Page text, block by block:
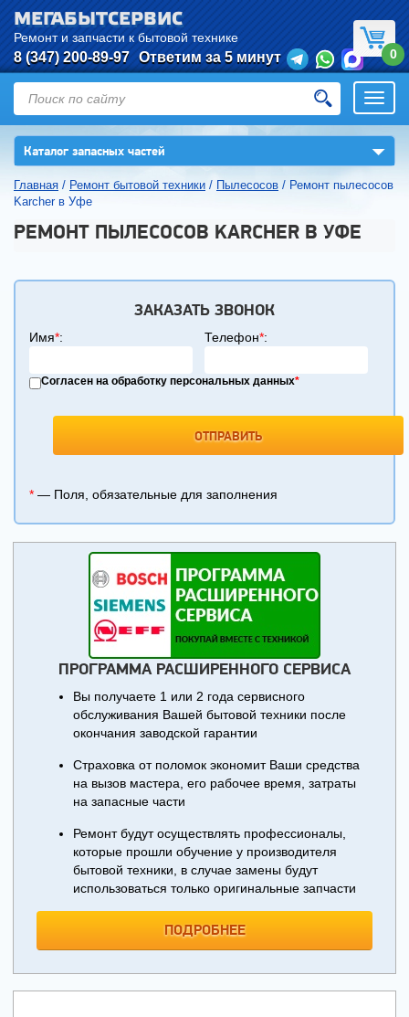
МЕГАБЫТСЕРВИС
Ремонт и запчасти к бытовой технике
8 (347) 200-89-97 Ответим за 5 минут 0
Каталог запасных частей ▼
Главная / Ремонт бытовой техники / Пылесосов / Ремонт пылесосов
Karcher в Уфе
РЕМОНТ ПЫЛЕСОСОВ KARCHER В УФЕ
ЗАКАЗАТЬ ЗВОНОК
Имя*: Телефон*:
Согласен на обработку персональных данных*
* — Поля, обязательные для заполнения
ПРОГРАММА РАСШИРЕННОГО СЕРВИСА
Вы получаете 1 или 2 года сервисного
обслуживания Вашей бытовой техники после
окончания заводской гарантии
Страховка от поломок экономит Ваши средства
на вызов мастера, его рабочее время, затраты
на запасные части
Ремонт будут осуществлять профессионалы,
которые прошли обучение у производителя
бытовой техники, в случае замены будут
использоваться только оригинальные запчасти
ПОДРОБНЕЕ